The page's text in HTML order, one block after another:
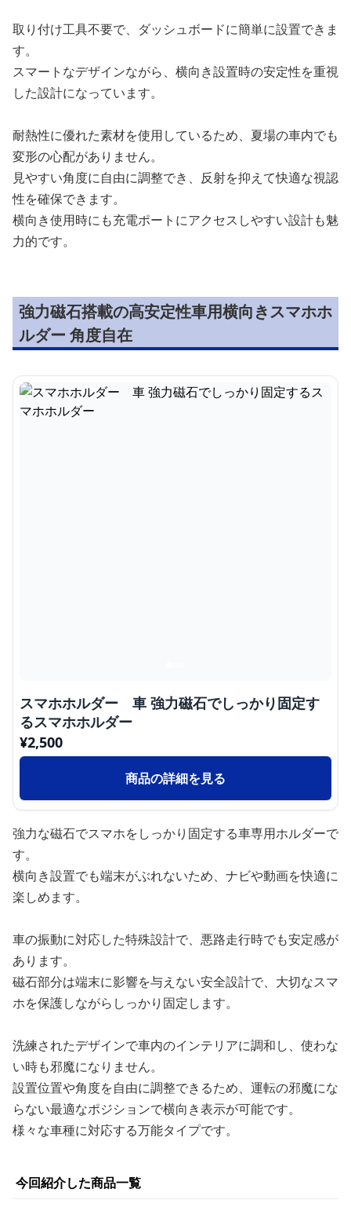
取り付け工具不要で、ダッシュボードに簡単に設置できま
す。
スマートなデザインながら、横向き設置時の安定性を重視
した設計になっています。
耐熱性に優れた素材を使用しているため、夏場の車内でも
変形の心配がありません。
見やすい角度に自由に調整でき、反射を抑えて快適な視認
性を確保できます。
横向き使用時にも充電ポートにアクセスしやすい設計も魅
力的です。
強力磁石搭載の高安定性車用横向きスマホホ
ルダー 角度自在
スマホホルダー 車 強力磁石でしっかり固定す
るスマホホルダー
¥2,500
商品の詳細を見る
強力な磁石でスマホをしっかり固定する車専用ホルダーで
す。
横向き設置でも端末がぶれないため、ナビや動画を快適に
楽しめます。
車の振動に対応した特殊設計で、悪路走行時でも安定感が
あります。
磁石部分は端末に影響を与えない安全設計で、大切なスマ
ホを保護しながらしっかり固定します。
洗練されたデザインで車内のインテリアに調和し、使わな
い時も邪魔になりません。
設置位置や角度を自由に調整できるため、運転の邪魔にな
らない最適なポジションで横向き表示が可能です。
様々な車種に対応する万能タイプです。
今回紹介した商品一覧